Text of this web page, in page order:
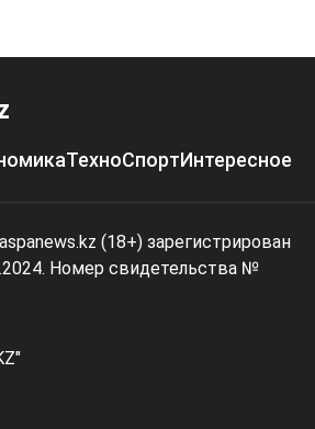
ТехноСпортИнтересное
(18+) зарегистрирован
Номер свидетельства №